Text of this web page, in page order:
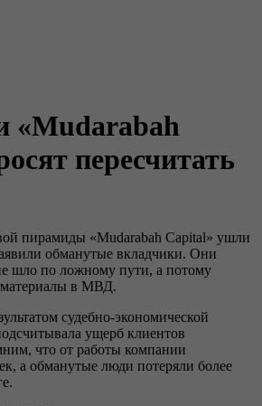
«Mudarabah
пересчитать
пирамиды «Mudarabah Сapital» ушли
обманутые вкладчики. Они
шло по ложному пути, а потому
материалы в МВД.
судебно-экономической
ущерб клиентов
что от работы компании
а обманутые люди потеряли более